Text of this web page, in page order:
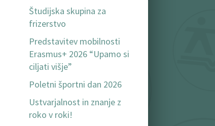
Študijska skupina za
frizerstvo
Predstavitev mobilnosti
Erasmus+ 2026 “Upamo si
ciljati višje”
Poletni športni dan 2026
Ustvarjalnost in znanje z
roko v roki!